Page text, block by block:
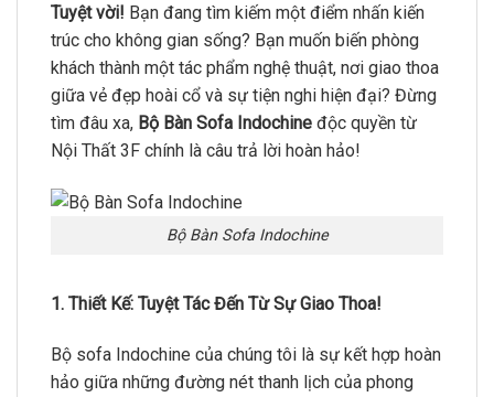
Tuyệt vời! Bạn đang tìm kiếm một điểm nhấn kiến
trúc cho không gian sống? Bạn muốn biến phòng
khách thành một tác phẩm nghệ thuật, nơi giao thoa
giữa vẻ đẹp hoài cổ và sự tiện nghi hiện đại? Đừng
tìm đâu xa, Bộ Bàn Sofa Indochine độc quyền từ
Nội Thất 3F chính là câu trả lời hoàn hảo!
Bộ Bàn Sofa Indochine
1. Thiết Kế: Tuyệt Tác Đến Từ Sự Giao Thoa!
Bộ sofa Indochine của chúng tôi là sự kết hợp hoàn
hảo giữa những đường nét thanh lịch của phong